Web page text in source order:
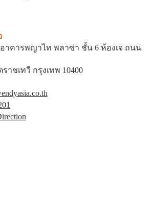
อาคารพญาไท พลาซ่า ชั้น 6 ห้องเจ ถนน
าชเทวี กรุงเทพ 10400